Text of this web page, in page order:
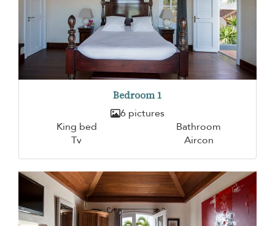
Bedroom 1
6 pictures
King bed
Bathroom
Tv
Aircon